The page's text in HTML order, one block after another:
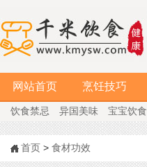
网站首页 烹饪技巧
饮食禁忌 异国美味 宝宝饮食
首页 > 食材功效